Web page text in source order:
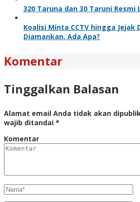
320 Taruna dan 30 Taruni Resmi
Koalisi Minta CCTV hingga Jejak
Diamankan, Ada Apa?
Komentar
Tinggalkan Balasan
Alamat email Anda tidak akan
wajib ditandai *
Komentar